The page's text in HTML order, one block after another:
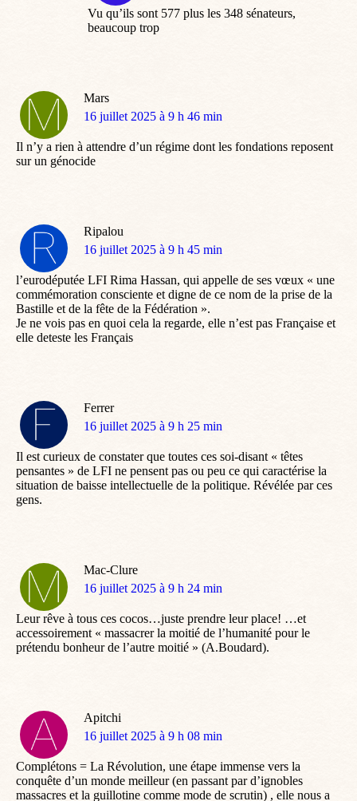
Vu qu’ils sont 577 plus les 348 sénateurs,
beaucoup trop
Mars
dit
16 juillet 2025 à 9 h 46 min
Il n’y a rien à attendre d’un régime dont les fondations reposent
sur un génocide
Ripalou
dit
16 juillet 2025 à 9 h 45 min
l’eurodéputée LFI Rima Hassan, qui appelle de ses vœux « une
commémoration consciente et digne de ce nom de la prise de la
Bastille et de la fête de la Fédération ».
Je ne vois pas en quoi cela la regarde, elle n’est pas Française et
elle deteste les Français
Ferrer
dit
16 juillet 2025 à 9 h 25 min
Il est curieux de constater que toutes ces soi-disant « têtes
pensantes » de LFI ne pensent pas ou peu ce qui caractérise la
situation de baisse intellectuelle de la politique. Révélée par ces
gens.
Mac-Clure
dit
16 juillet 2025 à 9 h 24 min
Leur rêve à tous ces cocos…juste prendre leur place! …et
accessoirement « massacrer la moitié de l’humanité pour le
prétendu bonheur de l’autre moitié » (A.Boudard).
Apitchi
dit
16 juillet 2025 à 9 h 08 min
Complétons = La Révolution, une étape immense vers la
conquête d’un monde meilleur (en passant par d’ignobles
massacres et la guillotine comme mode de scrutin) , elle nous a